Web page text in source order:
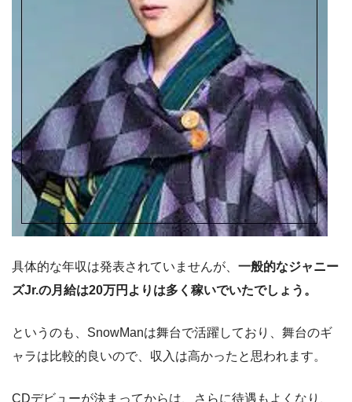
具体的な年収は発表されていませんが、 一般的なジャニー
ズJr.の月給は20万円よりは多く稼いでいたでしょう。
というのも、SnowManは舞台で活躍しており、舞台のギ
ャラは比較的良いので、収入は高かったと思われます。
CDデビューが決まってからは、さらに待遇もよくなり、